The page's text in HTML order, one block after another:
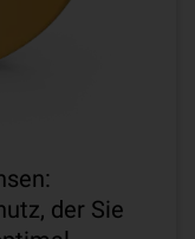
der Sie